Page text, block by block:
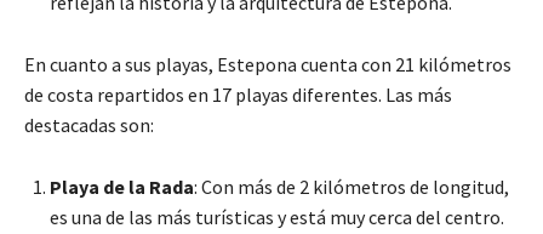
En cuanto a sus playas, Estepona cuenta con 21 kilómetros
de costa repartidos en 17 playas diferentes. Las más
destacadas son:
Playa de la Rada: Con más de 2 kilómetros de longitud,
es una de las más turísticas y está muy cerca del centro.